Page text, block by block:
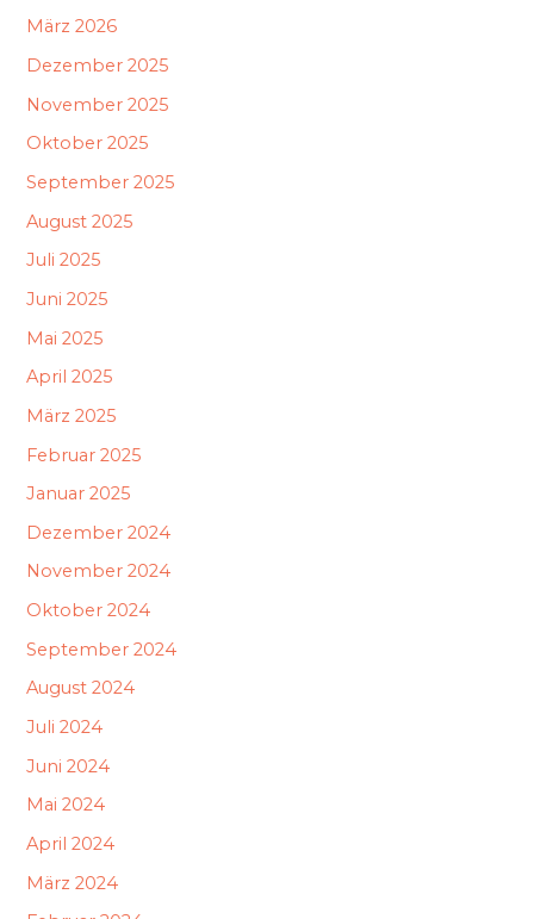
März 2026
Dezember 2025
November 2025
Oktober 2025
September 2025
August 2025
Juli 2025
Juni 2025
Mai 2025
April 2025
März 2025
Februar 2025
Januar 2025
Dezember 2024
November 2024
Oktober 2024
September 2024
August 2024
Juli 2024
Juni 2024
Mai 2024
April 2024
März 2024